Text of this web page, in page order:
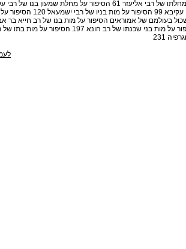
מותם של בנים בימיו של רבי
בתו של רבי חנינא 188 הסיפור על מות בני שכנתו של רב